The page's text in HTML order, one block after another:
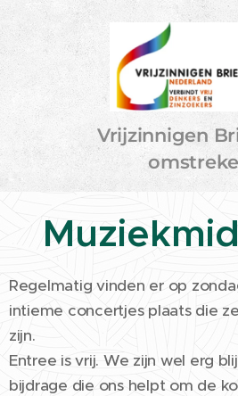
Vrijzinnigen
Regelmatig vinden er op
intieme concertjes plaats die
zijn.
Entree is vrij. We zijn wel erg
bijdrage die ons helpt om de